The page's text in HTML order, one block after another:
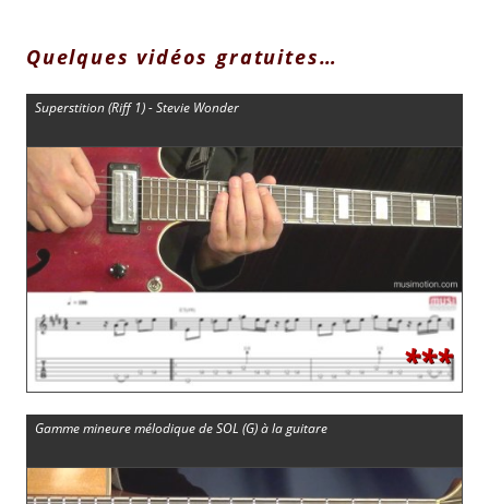
Quelques vidéos gratuites…
Superstition (Riff 1) - Stevie Wonder
***
Gamme mineure mélodique de SOL (G) à la guitare